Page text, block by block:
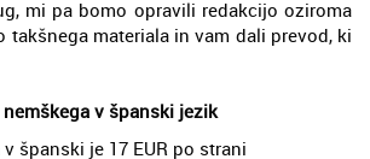
mi pa bomo opravili redakcijo oziroma
takšnega materiala in vam dali prevod, ki
v španski jezik
španski je 17 EUR po strani